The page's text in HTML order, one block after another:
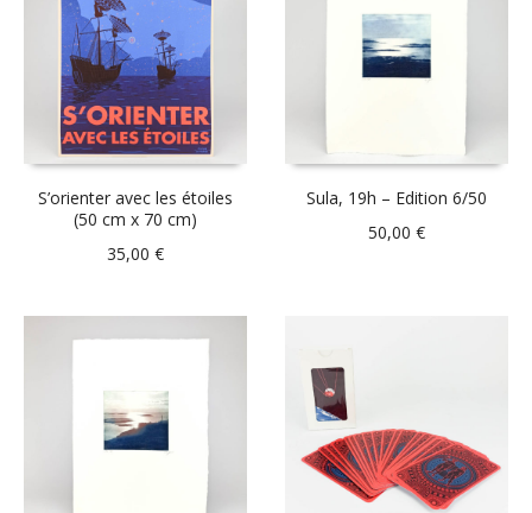
S’orienter avec les étoiles
(50 cm x 70 cm)
35,00 €
Sula, 19h – Edition 6/50
50,00€